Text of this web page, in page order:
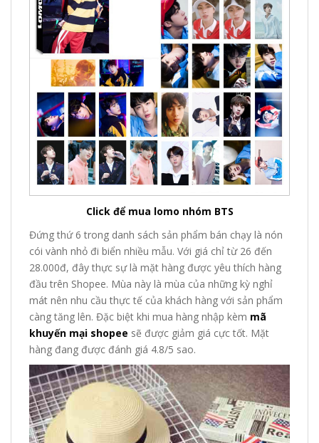
Click để mua lomo nhóm BTS
Đứng thứ 6 trong danh sách sản phẩm bán chạy là nón
cói vành nhỏ đi biển nhiều mẫu. Với giá chỉ từ 26 đến
28.000đ, đây thực sự là mặt hàng được yêu thích hàng
đầu trên Shopee. Mùa này là mùa của những kỳ nghỉ
mát nên nhu cầu thực tế của khách hàng với sản phẩm
càng tăng lên. Đặc biệt khi mua hàng nhập kèm mã
khuyến mại shopee sẽ được giảm giá cực tốt. Mặt
hàng đang được đánh giá 4.8/5 sao.